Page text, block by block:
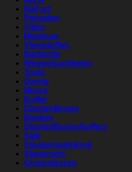
Nail art
Penselen
Vijlen
Manicure
Vloeistoffen
Barbicide
Wegwerpartikelen
Tools
Overig
Moyra
Koffer
Display/Boxes
Boeken
Display/Boxes/koffers
Sale
Stoelen/zadelkruk
Startersets
Groepslessen